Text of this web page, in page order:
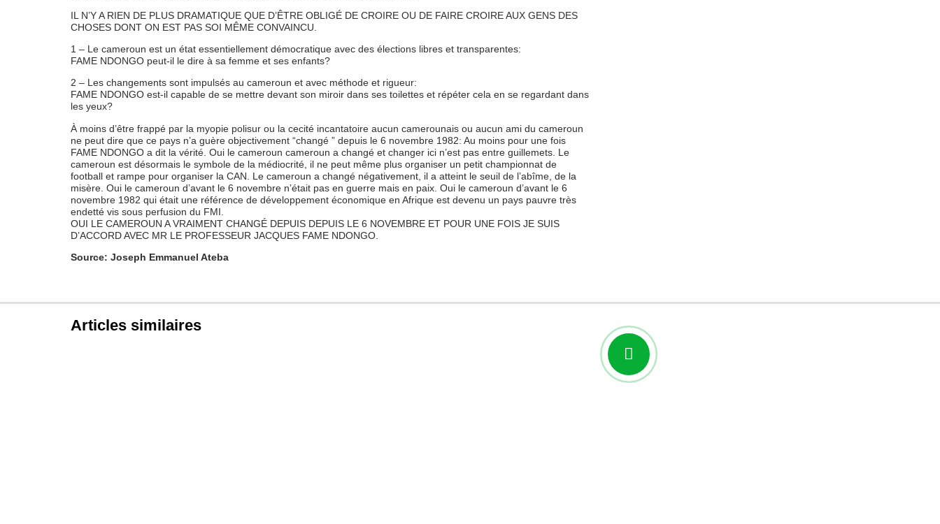
IL N’Y A RIEN DE PLUS DRAMATIQUE QUE D’ÊTRE OBLIGÉ DE CROIRE OU DE FAIRE CROIRE AUX GENS DES
CHOSES DONT ON EST PAS SOI MÊME CONVAINCU.
1 – Le cameroun est un état essentiellement démocratique avec des élections libres et transparentes:
FAME NDONGO peut-il le dire à sa femme et ses enfants?
2 – Les changements sont impulsés au cameroun et avec méthode et rigueur:
FAME NDONGO est-il capable de se mettre devant son miroir dans ses toilettes et répéter cela en se regardant dans
les yeux?
À moins d’être frappé par la myopie polisur ou la cecité incantatoire aucun camerounais ou aucun ami du cameroun
ne peut dire que ce pays n’a guère objectivement “changé ” depuis le 6 novembre 1982: Au moins pour une fois
FAME NDONGO a dit la vérité. Oui le cameroun cameroun a changé et changer ici n’est pas entre guillemets. Le
cameroun est désormais le symbole de la médiocrité, il ne peut même plus organiser un petit championnat de
football et rampe pour organiser la CAN. Le cameroun a changé négativement, il a atteint le seuil de l’abîme, de la
misère. Oui le cameroun d’avant le 6 novembre n’était pas en guerre mais en paix. Oui le cameroun d’avant le 6
novembre 1982 qui était une référence de développement économique en Afrique est devenu un pays pauvre très
endetté vis sous perfusion du FMI.
OUI LE CAMEROUN A VRAIMENT CHANGÉ DEPUIS DEPUIS LE 6 NOVEMBRE ET POUR UNE FOIS JE SUIS
D’ACCORD AVEC MR LE PROFESSEUR JACQUES FAME NDONGO.
Source: Joseph Emmanuel Ateba
Articles similaires